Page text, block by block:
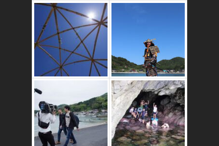
竹ドームのワーク
ショップ